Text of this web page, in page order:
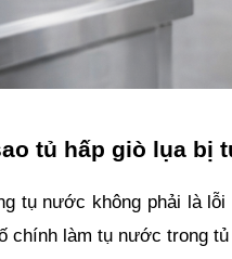
tủ hấp giò lụa bị
tụ nước không phải là
chính làm tụ nước trong tủ